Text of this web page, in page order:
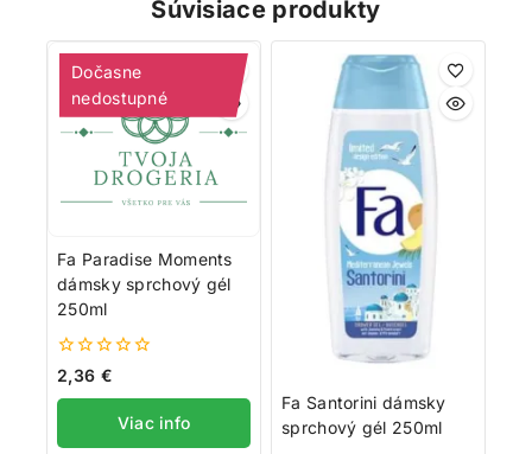
Súvisiace produkty
Dočasne
nedostupné
Fa Paradise Moments
dámsky sprchový gél
250ml
0
5
2,36 €
Viac info
Fa Santorini dámsky
sprchový gél 250ml
Viac toto okno nezobrazovať